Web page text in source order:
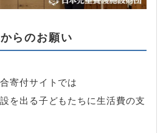
らのお願い
寄付サイトでは
を出る子どもたちに生活費の支